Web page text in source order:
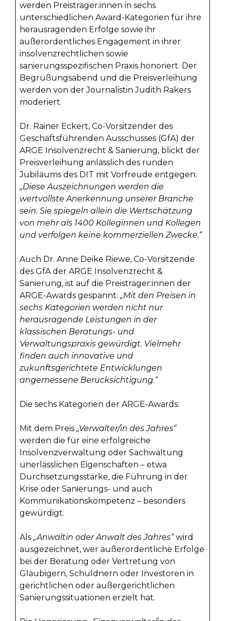
werden Preisträger:innen in sechs
unterschiedlichen Award-Kategorien für ihre
herausragenden Erfolge sowie ihr
außerordentliches Engagement in ihrer
insolvenzrechtlichen sowie
sanierungsspezifischen Praxis honoriert. Der
Begrüßungsabend und die Preisverleihung
werden von der Journalistin Judith Rakers
moderiert.
Dr. Rainer Eckert, Co-Vorsitzender des
Geschäftsführenden Ausschusses (GfA) der
ARGE Insolvenzrecht & Sanierung, blickt der
Preisverleihung anlässlich des runden
Jubiläums des DIT mit Vorfreude entgegen:
„Diese Auszeichnungen werden die
wertvollste Anerkennung unserer Branche
sein. Sie spiegeln allein die Wertschätzung
von mehr als 1400 Kolleginnen und Kollegen
und verfolgen keine kommerziellen Zwecke.“
Auch Dr. Anne Deike Riewe, Co-Vorsitzende
des GfA der ARGE Insolvenzrecht &
Sanierung, ist auf die Preisträger:innen der
ARGE-Awards gespannt: „Mit den Preisen in
sechs Kategorien werden nicht nur
herausragende Leistungen in der
klassischen Beratungs- und
Verwaltungspraxis gewürdigt. Vielmehr
finden auch innovative und
zukunftsgerichtete Entwicklungen
angemessene Berücksichtigung.“
Die sechs Kategorien der ARGE-Awards:
Mit dem Preis „Verwalter/in des Jahres“
werden die für eine erfolgreiche
Insolvenzverwaltung oder Sachwaltung
unerlässlichen Eigenschaften – etwa
Durchsetzungsstärke, die Führung in der
Krise oder Sanierungs- und auch
Kommunikationskompetenz – besonders
gewürdigt.
Als „Anwältin oder Anwalt des Jahres“wird
ausgezeichnet, wer außerordentliche Erfolge
bei der Beratung oder Vertretung von
Gläubigern, Schuldnern oder Investoren in
gerichtlichen oder außergerichtlichen
Sanierungssituationen erzielt hat.